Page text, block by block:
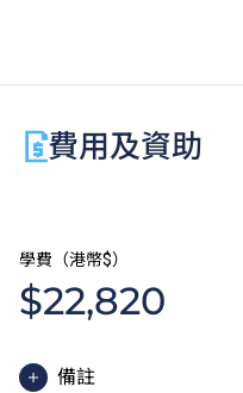
選修單元」，以符合
費用及資助
學費（港幣$）
$22,820
備註